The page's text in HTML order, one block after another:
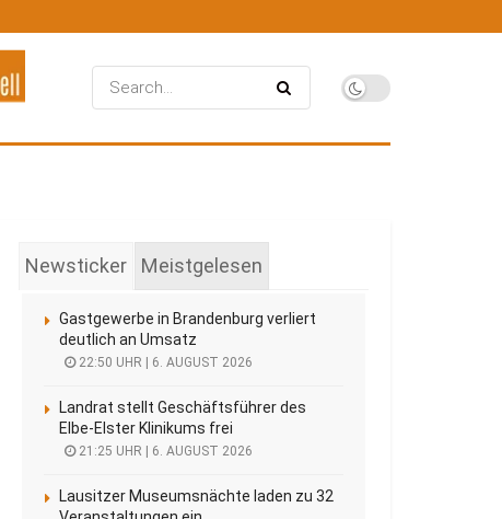
Newsticker Meistgelesen
Gastgewerbe in Brandenburg verliert
deutlich an Umsatz
22:50 UHR | 6. AUGUST 2026
Landrat stellt Geschäftsführer des
Elbe-Elster Klinikums frei
21:25 UHR | 6. AUGUST 2026
Lausitzer Museumsnächte laden zu 32